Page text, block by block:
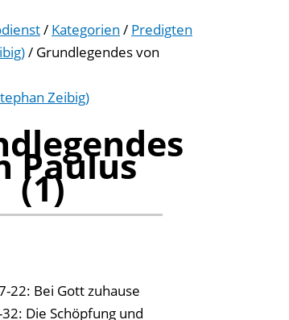
/ Kategorien / Predigten
/ Grundlegendes von
Zeibig)
Paulus
(1)
22: Bei Gott zuhause
Die Schöpfung und